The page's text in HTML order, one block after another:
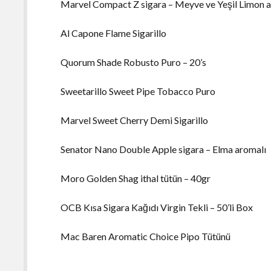
Marvel Compact Z sigara – Meyve ve Yeşil Limon
Al Capone Flame Sigarillo
Quorum Shade Robusto Puro – 20’s
Sweetarillo Sweet Pipe Tobacco Puro
Marvel Sweet Cherry Demi Sigarillo
Senator Nano Double Apple sigara – Elma aromalı
Moro Golden Shag ithal tütün – 40gr
OCB Kısa Sigara Kağıdı Virgin Tekli – 50’li Box
Mac Baren Aromatic Choice Pipo Tütünü